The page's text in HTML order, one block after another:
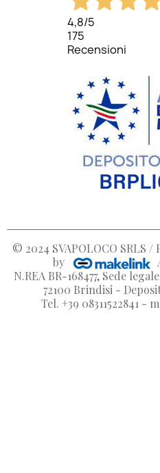
4,8/5
175
Recensioni
© 2024 SVAPOLOCO SRLS /
by
N.REA BR-168477, Sede
72100 Brindisi -
Tel. +39 08311522841 -